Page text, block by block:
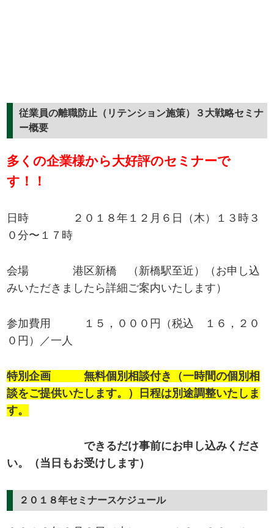
従業員の離職防止（リテンション施策）３大戦略セミナ
ー概要
多くの企業様から大好評のセミナーで
す！！
日時 ２０１８年１２月６日（木）１３時３
０分〜１７時
会場 港区新橋 （新橋駅至近）（お申し込
みいただきましたら詳細ご案内いたします）
参加費用 １５，０００円（税込 １６，２０
０円）／一人
特別企画 無料個別相談付き（一時間の個別相
談をご提供いたします。）日程は別途調整いたしま
す。
できるだけ事前にお申し込みくださ
い。（当日もお受けします）
２０１８年セミナースケジュール